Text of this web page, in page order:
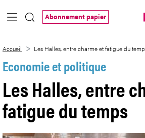
Saut au contenu principal
Abonnement papier
Accueil Les Halles, entre charme et fatigue du
Economie et politique
Les Halles, entre
fatigue du temps